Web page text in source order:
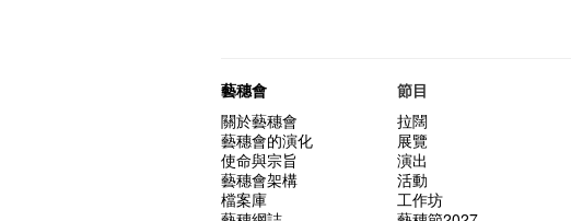
藝穗會
關於藝穗會
藝穗會的演化
使命與宗旨
藝穗會架構
檔案庫
節目
拉闊
展覽
演出
活動
工作坊